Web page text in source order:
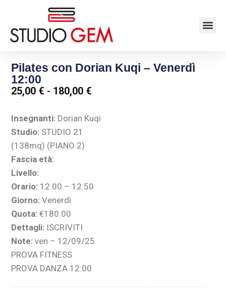
Pilates con Dorian Kuqi – Venerdì
12:00
25,00 € - 180,00 €
Insegnanti: Dorian Kuqi
Studio: STUDIO 21
(138mq) (PIANO 2)
Fascia età:
Livello:
Orario: 12:00 – 12:50
Giorno: Venerdì
Quota: €180.00
Dettagli: ISCRIVITI
Note: ven – 12/09/25
PROVA FITNESS
PROVA DANZA 12:00